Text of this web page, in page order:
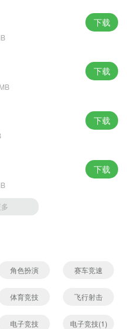
下载
下载
下载
下载
角色扮演 赛车竞速
体育竞技 飞行射击
电子竞技 电子竞技(1)